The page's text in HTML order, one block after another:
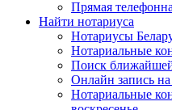
Прямая
Найти нотариуса
Нотариусы
Нотариальные
Поиск
Онлайн запись
Нотариальные